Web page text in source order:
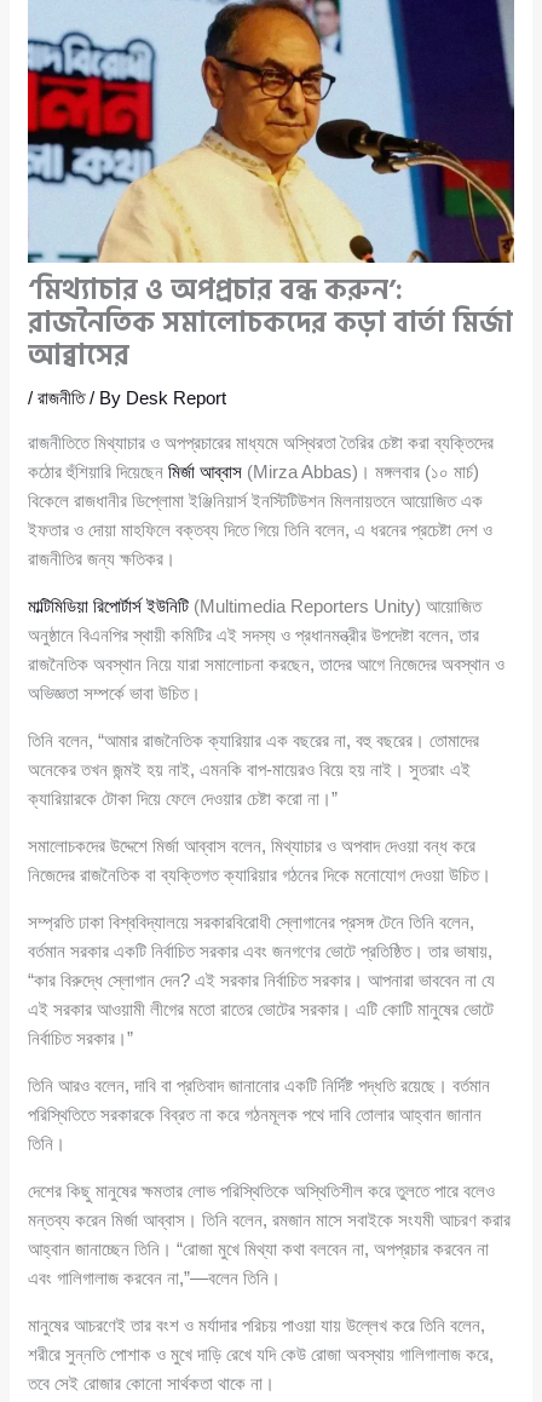
‘মিথ্যাচার ও অপপ্রচার বন্ধ করুন’:
রাজনৈতিক সমালোচকদের কড়া বার্তা মির্জা
আব্বাসের
/রাজনীতি/ By Desk Report
রাজনীতিতে মিথ্যাচার ও অপপ্রচারের মাধ্যমে অস্থিরতা তৈরির চেষ্টা করা ব্যক্তিদের
কঠোর হুঁশিয়ারি দিয়েছেনমির্জা আব্বাস (Mirza Abbas)। মঙ্গলবার (১০ মার্চ)
বিকেলে রাজধানীর ডিপ্লোমা ইঞ্জিনিয়ার্স ইনস্টিটিউশন মিলনায়তনে আয়োজিত এক
ইফতার ও দোয়া মাহফিলে বক্তব্য দিতে গিয়ে তিনি বলেন, এ ধরনের প্রচেষ্টা দেশ ও
রাজনীতির জন্য ক্ষতিকর।
মাল্টিমিডিয়া রিপোর্টার্স ইউনিটি (Multimedia Reporters Unity) আয়োজিত
অনুষ্ঠানে বিএনপির স্থায়ী কমিটির এই সদস্য ও প্রধানমন্ত্রীর উপদেষ্টা বলেন, তার
রাজনৈতিক অবস্থান নিয়ে যারা সমালোচনা করছেন, তাদের আগে নিজেদের অবস্থান ও
অভিজ্ঞতা সম্পর্কে ভাবা উচিত।
তিনি বলেন, “আমার রাজনৈতিক ক্যারিয়ার এক বছরের না, বহু বছরের। তোমাদের
অনেকের তখন জন্মই হয় নাই, এমনকি বাপ-মায়েরও বিয়ে হয় নাই। সুতরাং এই
ক্যারিয়ারকে টোকা দিয়ে ফেলে দেওয়ার চেষ্টা করো না।”
সমালোচকদের উদ্দেশে মির্জা আব্বাস বলেন, মিথ্যাচার ও অপবাদ দেওয়া বন্ধ করে
নিজেদের রাজনৈতিক বা ব্যক্তিগত ক্যারিয়ার গঠনের দিকে মনোযোগ দেওয়া উচিত।
সম্প্রতি ঢাকা বিশ্ববিদ্যালয়ে সরকারবিরোধী স্লোগানের প্রসঙ্গ টেনে তিনি বলেন,
বর্তমান সরকার একটি নির্বাচিত সরকার এবং জনগণের ভোটে প্রতিষ্ঠিত। তার ভাষায়,
“কার বিরুদ্ধে স্লোগান দেন? এই সরকার নির্বাচিত সরকার। আপনারা ভাববেন না যে
এই সরকার আওয়ামী লীগের মতো রাতের ভোটের সরকার। এটি কোটি মানুষের ভোটে
নির্বাচিত সরকার।”
তিনি আরও বলেন, দাবি বা প্রতিবাদ জানানোর একটি নির্দিষ্ট পদ্ধতি রয়েছে। বর্তমান
পরিস্থিতিতে সরকারকে বিব্রত না করে গঠনমূলক পথে দাবি তোলার আহ্বান জানান
তিনি।
দেশের কিছু মানুষের ক্ষমতার লোভ পরিস্থিতিকে অস্থিতিশীল করে তুলতে পারে বলেও
মন্তব্য করেন মির্জা আব্বাস। তিনি বলেন, রমজান মাসে সবাইকে সংযমী আচরণ করার
আহ্বান জানাচ্ছেন তিনি। “রোজা মুখে মিথ্যা কথা বলবেন না, অপপ্রচার করবেন না
এবং গালিগালাজ করবেন না,”—বলেন তিনি।
মানুষের আচরণেই তার বংশ ও মর্যাদার পরিচয় পাওয়া যায় উল্লেখ করে তিনি বলেন,
শরীরে সুন্নতি পোশাক ও মুখে দাড়ি রেখে যদি কেউ রোজা অবস্থায় গালিগালাজ করে,
তবে সেই রোজার কোনো সার্থকতা থাকে না।